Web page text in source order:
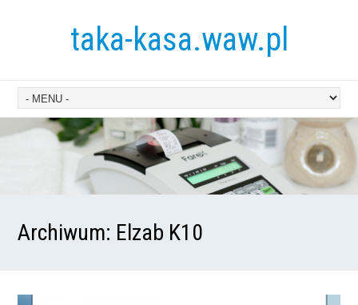
taka-kasa.waw.pl
Archiwum: Elzab K10